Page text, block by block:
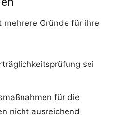
mehrere Gründe für ihre
sei
für die
nicht ausreichend